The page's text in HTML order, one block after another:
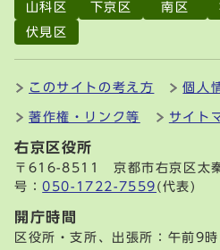
山科区
下京区 南区
伏見区
このサイトの考え方 個人
著作権・リンク等 サイト
右京区役所
〒616-8511 京都市右京区太
号：050-1722-7559 (代表)
開庁時間
区役所・支所、出張所：午前9